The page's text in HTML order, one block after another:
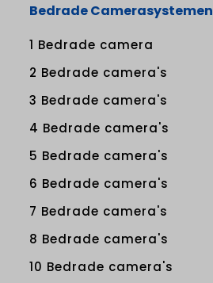
Bedrade Camerasystemen
1 Bedrade camera
2 Bedrade camera's
3 Bedrade camera's
4 Bedrade camera's
5 Bedrade camera's
6 Bedrade camera's
7 Bedrade camera's
8 Bedrade camera's
10 Bedrade camera's